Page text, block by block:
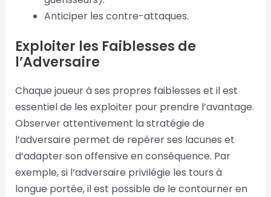
Anticiper les contre-attaques.
Exploiter les Faiblesses de
l’Adversaire
Chaque joueur à ses propres faiblesses et il est
essentiel de les exploiter pour prendre l’avantage.
Observer attentivement la stratégie de
l’adversaire permet de repérer ses lacunes et
d’adapter son offensive en conséquence. Par
exemple, si l’adversaire privilégie les tours à
longue portée, il est possible de le contourner en